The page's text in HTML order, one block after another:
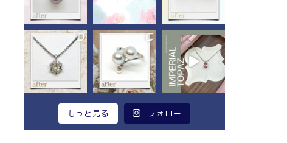
もっと見る フォロー